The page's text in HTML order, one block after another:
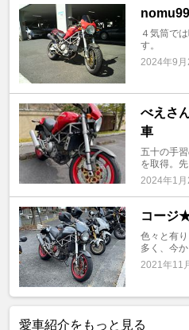
４気筒で
す。
2024年9月
べえさ
車
五十の手
を取得。
2024年1月
コージ
色々と有
多く、今
2021年11
愛車紹介をもっと見る